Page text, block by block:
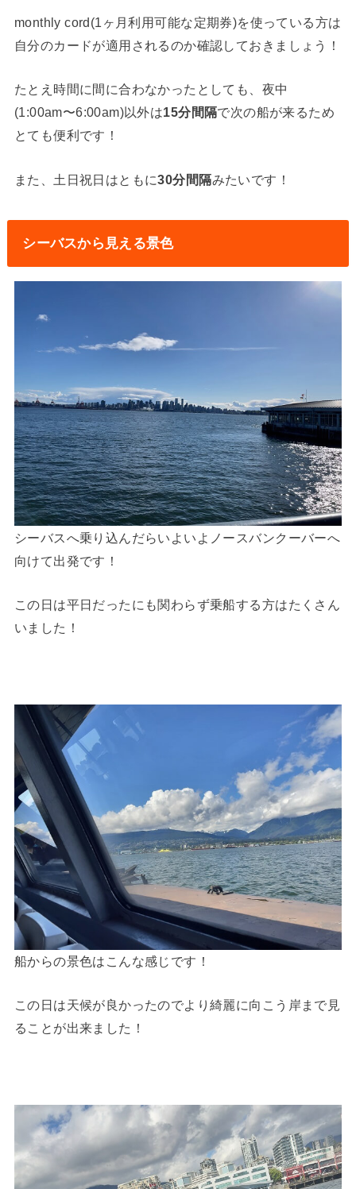
monthly cord(1ヶ月利用可能な定期券)を使っている方は
自分のカードが適用されるのか確認しておきましょう！
たとえ時間に間に合わなかったとしても、夜中
(1:00am〜6:00am)以外は15分間隔で次の船が来るため
とても便利です！
また、土日祝日はともに30分間隔みたいです！
シーバスから見える景色
シーバスへ乗り込んだらいよいよノースバンクーバーへ
向けて出発です！
この日は平日だったにも関わらず乗船する方はたくさん
いました！
船からの景色はこんな感じです！
この日は天候が良かったのでより綺麗に向こう岸まで見
ることが出来ました！